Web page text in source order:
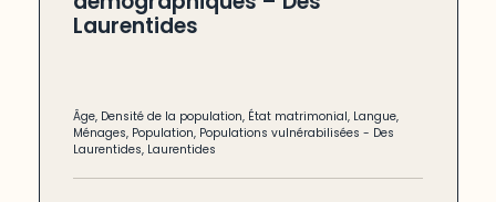
Laurentides
Âge, Densité de la population, État matrimonial, Langue,
Ménages, Population, Populations vulnérabilisées - Des
Laurentides, Laurentides